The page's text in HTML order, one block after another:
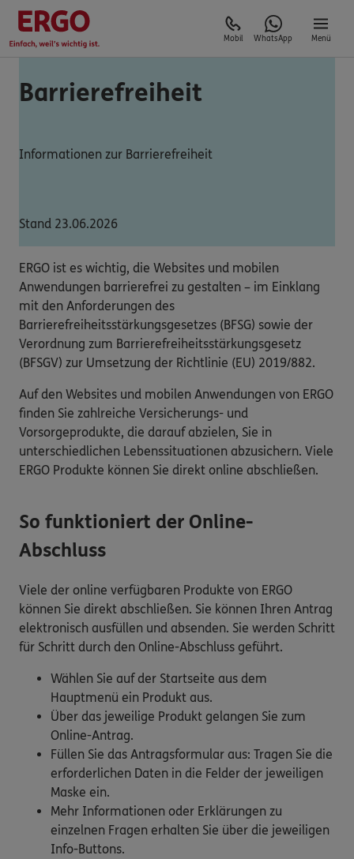
Mobil WhatsApp Menü
Barrierefreiheit
Informationen zur Barrierefreiheit
Stand 23.06.2026
ERGO ist es wichtig, die Websites und mobilen
Anwendungen barrierefrei zu gestalten – im Einklang
mit den Anforderungen des
Barrierefreiheitsstärkungsgesetzes (BFSG) sowie der
Verordnung zum Barrierefreiheitsstärkungsgesetz
(BFSGV) zur Umsetzung der Richtlinie (EU) 2019/882.
Auf den Websites und mobilen Anwendungen von ERGO
finden Sie zahlreiche Versicherungs- und
Vorsorgeprodukte, die darauf abzielen, Sie in
unterschiedlichen Lebenssituationen abzusichern. Viele
ERGO Produkte können Sie direkt online abschließen.
So funktioniert der Online-
Abschluss
Viele der online verfügbaren Produkte von ERGO
können Sie direkt abschließen. Sie können Ihren Antrag
elektronisch ausfüllen und absenden. Sie werden Schritt
für Schritt durch den Online-Abschluss geführt.
Wählen Sie auf der Startseite aus dem
Hauptmenü ein Produkt aus.
Über das jeweilige Produkt gelangen Sie zum
Online-Antrag.
Füllen Sie das Antragsformular aus: Tragen Sie die
erforderlichen Daten in die Felder der jeweiligen
Maske ein.
Mehr Informationen oder Erklärungen zu
einzelnen Fragen erhalten Sie über die jeweiligen
Info-Buttons.